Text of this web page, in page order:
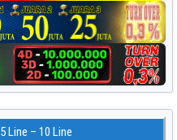
Line – 10 Line